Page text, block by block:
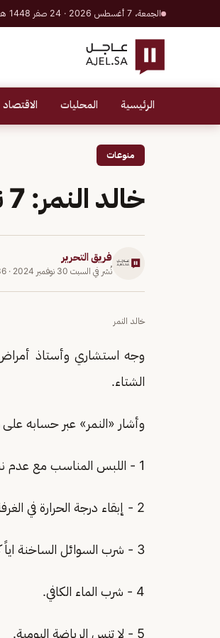
الجمعة، 7 أغسطس 2026 · 24 صفر 1448 هـ
الرئيسية المحليات الاقتصاد
منوعات
خالد النمر: 7 نصائح لكبار السن خلال فصل الشتاء
فريق التحرير
نُشر في السبت 30 نوفمبر 2024 ·
خالد النمر
الشتاء.
وأشار «النمر» عبر حسابه
1 - اللبس المناسب مع عدم نسيان تدفئة الرأس والقدمين.
2 - إبقاء درجة الحرارة في الغرفة بحدود ٢٥ درجة مئوية
3 - شرب السوائل الساخنة اياً كانت مع التركيز على الزنجبيل والأغذية الغنية بفيتامين سي.
4 - شرب الماء الكافي.
5 - لا تنس الرياضة اليومية.